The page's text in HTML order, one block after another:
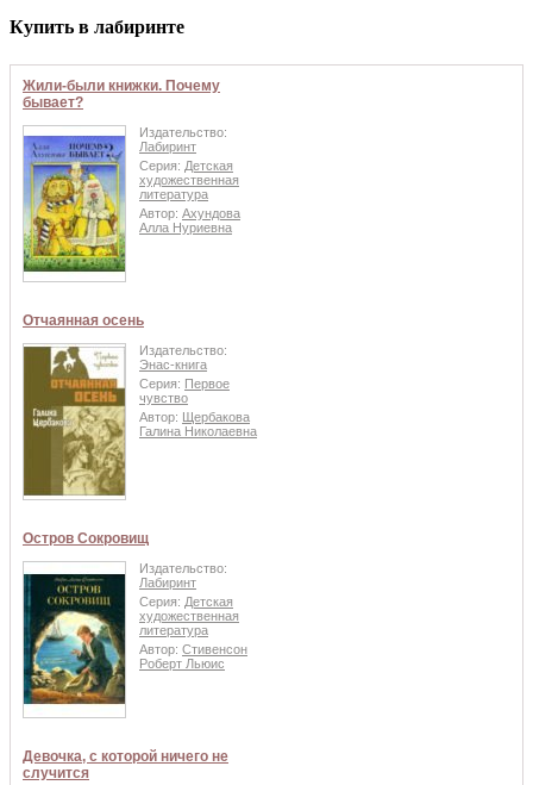
Купить в лабиринте
Жили-были книжки. Почему
бывает?
Издательство:
Лабиринт
Серия: Детская
художественная
литература
Автор: Ахундова
Алла Нуриевна
Отчаянная осень
Издательство:
Энас-книга
Серия: Первое
чувство
Автор:
Щербакова
Галина Николаевна
Остров Сокровищ
Издательство:
Лабиринт
Серия: Детская
художественная
литература
Автор: Стивенсон
Роберт Льюис
Девочка, с которой ничего не
случится